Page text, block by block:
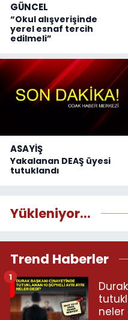
GÜNCEL
“Okul alışverişinde
yerel esnaf tercih
edilmeli”
ASAYİŞ
Yakalanan DEAŞ üyesi
tutuklandı
Yükleniyor...
Trend Haberler
neler
1